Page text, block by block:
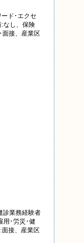
ド･エクセ
なし、保険
接、産業区
診業務経験者
用･労災･健
接、産業区